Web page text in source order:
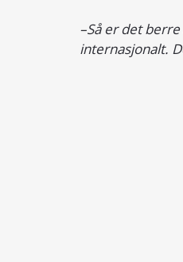
–Så er det
internasjonalt.